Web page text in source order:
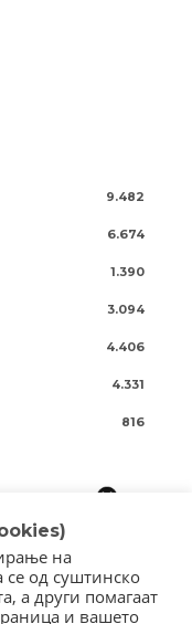
9.482
6.674
1.390
3.094
4.406
4.331
816
на
се од суштинско
а други помагаат
и вашето